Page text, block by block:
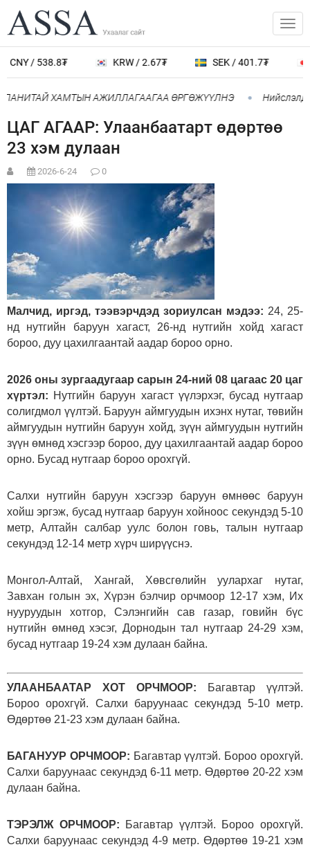
CNY / 538.8₮ KRW / 2.67₮ SEK / 401.7₮
ХАМТЫН АЖИЛЛАГААГАА ӨРГӨЖҮҮЛНЭ Нийслэлд
ЦАГ АГААР: Улаанбаатарт өдөртөө
23 хэм дулаан
2026-6-24 0
Малчид, иргэд, тээвэрчдэд зориулсан мэдээ: 24, 25-
нд нутгийн баруун хагаст, 26-нд нутгийн хойд хагаст
бороо, дуу цахилгаантай аадар бороо орно.
2026 оны зургаадугаар сарын 24-ний 08 цагаас 20 цаг
хүртэл: Нутгийн баруун хагаст үүлэрхэг, бусад нутгаар
солигдмол үүлтэй. Баруун аймгуудын ихэнх нутаг, төвийн
аймгуудын нутгийн баруун хойд, зүүн аймгуудын нутгийн
зүүн өмнөд хэсгээр бороо, дуу цахилгаантай аадар бороо
орно. Бусад нутгаар бороо орохгүй.
Салхи нутгийн баруун хэсгээр баруун өмнөөс баруун
хойш эргэж, бусад нутгаар баруун хойноос секундэд 5-10
метр, Алтайн салбар уулс болон говь, талын нутгаар
секундэд 12-14 метр хүрч ширүүснэ.
Монгол-Алтай, Хангай, Хөвсгөлийн уулархаг нутаг,
Завхан голын эх, Хүрэн бэлчир орчмоор 12-17 хэм, Их
нууруудын хотгор, Сэлэнгийн сав газар, говийн бүс
нутгийн өмнөд хэсэг, Дорнодын тал нутгаар 24-29 хэм,
бусад нутгаар 19-24 хэм дулаан байна.
УЛААНБААТАР ХОТ ОРЧМООР: Багавтар үүлтэй.
Бороо орохгүй. Салхи баруунаас секундэд 5-10 метр.
Өдөртөө 21-23 хэм дулаан байна.
БАГАНУУР ОРЧМООР: Багавтар үүлтэй. Бороо орохгүй.
Салхи баруунаас секундэд 6-11 метр. Өдөртөө 20-22 хэм
дулаан байна.
ТЭРЭЛЖ ОРЧМООР: Багавтар үүлтэй. Бороо орохгүй.
Салхи баруунаас секундэд 4-9 метр. Өдөртөө 19-21 хэм